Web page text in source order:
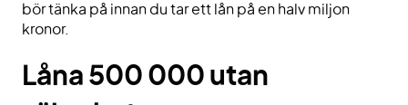
bör tänka på innan du tar ett lån på en halv miljon
kronor.
Låna 500 000 utan